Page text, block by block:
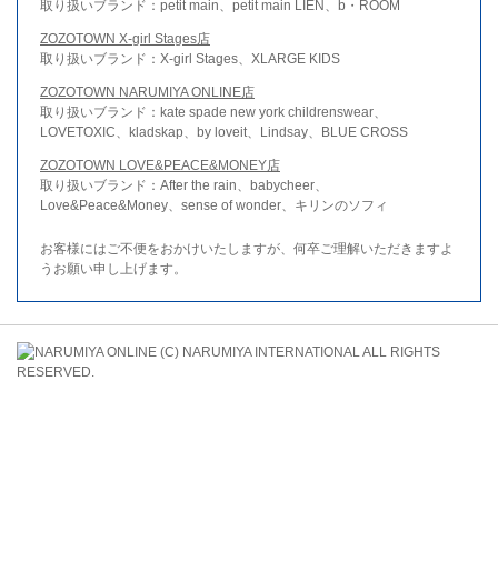
取り扱いブランド：petit main、petit main LIEN、b・ROOM
ZOZOTOWN X-girl Stages店
取り扱いブランド：X-girl Stages、XLARGE KIDS
ZOZOTOWN NARUMIYA ONLINE店
取り扱いブランド：kate spade new york childrenswear、
LOVETOXIC、kladskap、by loveit、Lindsay、BLUE CROSS
ZOZOTOWN LOVE&PEACE&MONEY店
取り扱いブランド：After the rain、babycheer、
Love&Peace&Money、sense of wonder、キリンのソフィ
お客様にはご不便をおかけいたしますが、何卒ご理解いただきますよ
うお願い申し上げます。